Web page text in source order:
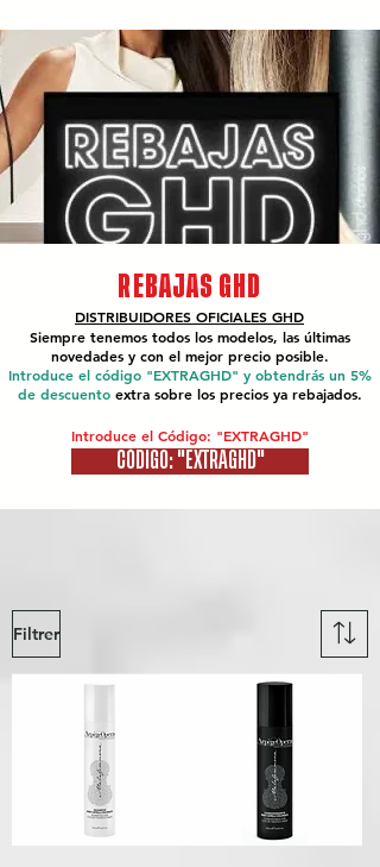
REBAJAS GHD
DISTRIBUIDORES OFICIALES GHD
Siempre tenemos todos los modelos, las últimas
novedades y con el mejor precio posible.
Introduce el código "EXTRAGHD" y obtendrás un 5%
de descuento extra sobre los precios ya rebajados.
Introduce el Código: "EXTRAGHD"
CÓDIGO: "EXTRAGHD"
Filtrer